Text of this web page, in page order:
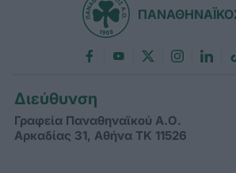
Διεύθυνση
Γραφεία Παναθηναϊκού Α.Ο.
Αρκαδίας 31, Αθήνα ΤΚ 11526